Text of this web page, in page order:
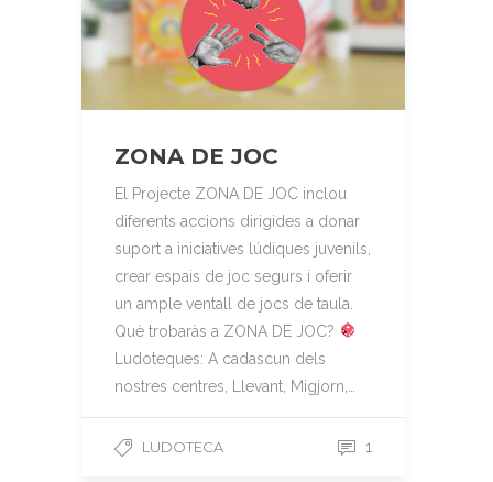
ZONA DE JOC
El Projecte ZONA DE JOC inclou
diferents accions dirigides a donar
suport a iniciatives lúdiques juvenils,
crear espais de joc segurs i oferir
un ample ventall de jocs de taula.
Què trobaràs a ZONA DE JOC?
Ludoteques: A cadascun dels
nostres centres, Llevant, Migjorn,…
LUDOTECA 1